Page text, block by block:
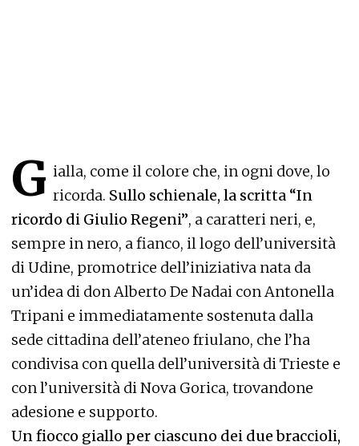
G ialla, come il colore che, in ogni dove, lo
ricorda. Sullo schienale, la scritta “In
ricordo di Giulio Regeni”, a caratteri neri, e,
sempre in nero, a fianco, il logo dell’università
di Udine, promotrice dell’iniziativa nata da
un’idea di don Alberto De Nadai con Antonella
Tripani e immediatamente sostenuta dalla
sede cittadina dell’ateneo friulano, che l’ha
condivisa con quella dell’università di Trieste e
con l’università di Nova Gorica, trovandone
adesione e supporto.
Un fiocco giallo per ciascuno dei due braccioli,